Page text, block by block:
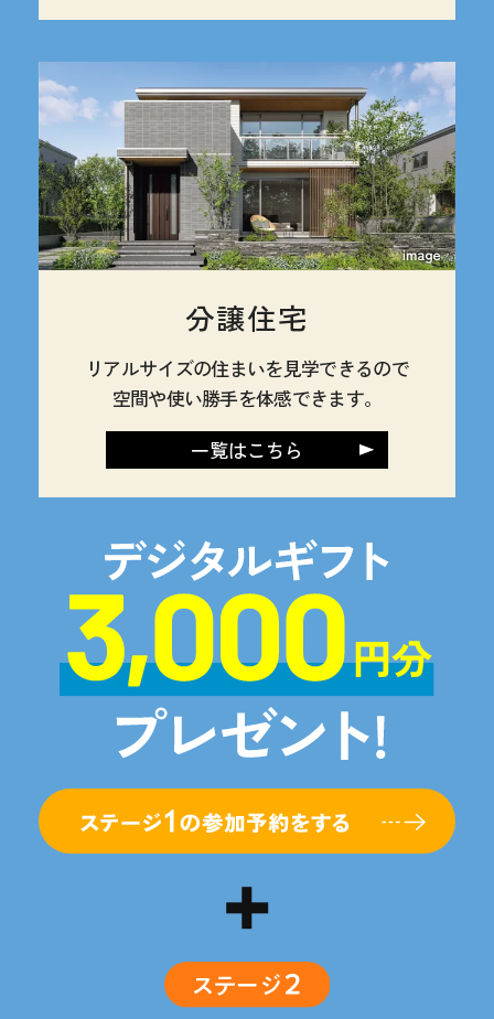
分譲住宅
リアルサイズの住まいを見学できるので
空間や使い勝手を体感できます。
一覧はこちら